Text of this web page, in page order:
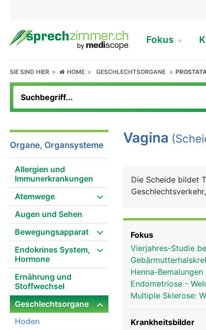
Fokus
SIE SIND HIER HOME GESCHLECHTSORGANE
Organe, Organsysteme
Allergien und
Immunerkrankungen
Atemwege
Augen und Sehen
Bewegungsapparat
Endokrines System,
Hormone
Ernährung und
Stoffwechsel
Geschlechtsorgane
Hoden
Vagina
Die Scheide bildet
Fokus
Vierjahres-Studie
Henna-
Endometriose -
Multiple Sklerose:
Krankheitsbilder